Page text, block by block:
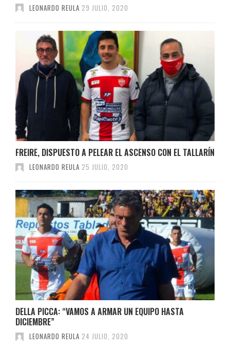
LEONARDO REULA 29 JULIO, 2020
FREIRE, DISPUESTO A PELEAR EL ASCENSO CON EL TALLARÍN
LEONARDO REULA 25 JULIO, 2020
DELLA PICCA: “VAMOS A ARMAR UN EQUIPO HASTA
DICIEMBRE”
LEONARDO REULA 24 JULIO, 2020